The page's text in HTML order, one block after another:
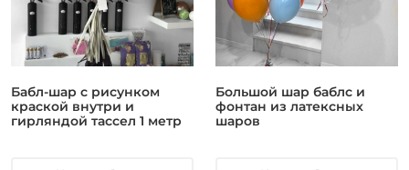
Бабл-шар с рисунком
краской внутри и
гирляндой тассел 1 метр
Большой шар баблс и
фонтан из латексных
шаров